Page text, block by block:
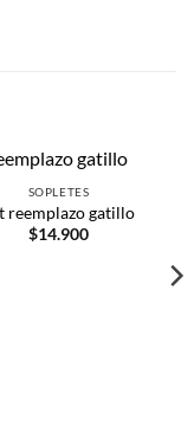
SOPLETES
reemplazo gatillo
$14.900